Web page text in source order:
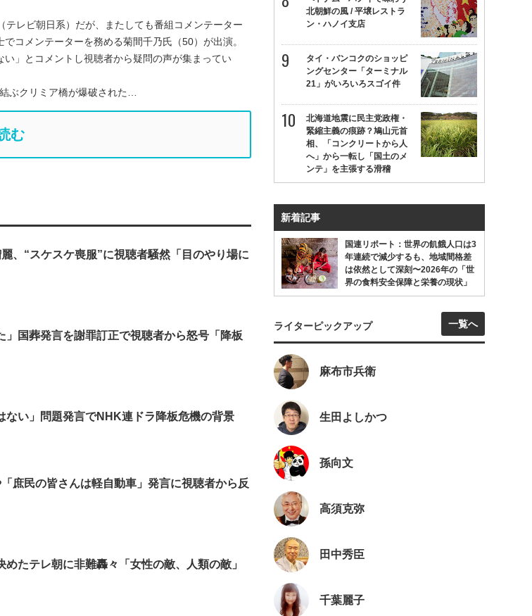
レビ朝日系）だが、またしても番組コメンテーター
コメンテーターを務める菊間千乃氏（50）が出演。
」とコメントし視聴者から疑問の声が集まってい
ぶクリミア橋が爆破された…
む
、“スケスケ喪服”に視聴者騒然「目のやり場に
」国葬発言を謝罪訂正で視聴者から怒号「降板
ない」問題発言でNHK連ドラ降板危機の背景
庶民の皆さんは軽自動車」発言に視聴者から反
たテレ朝に非難轟々「女性の敵、人類の敵」
北朝鮮の風 / 平壌レストラ
ン・ハノイ支店
タイ・バンコクのショッピ
ングセンター「ターミナル
21」がいろいろスゴイ件
北海道地震に民主党政権・
緊縮主義の痕跡？鳩山元首
相、「コンクリートから人
へ」から一転し「国土のメ
ンテ」を主張する滑稽
新着記事
国連リポート：世界の飢餓人口は3
年連続で減少するも、地域間格差
は依然として深刻〜2026年の「世
界の食料安全保障と栄養の現状」
ライターピックアップ 一覧へ
麻布市兵衛
生田よしかつ
孫向文
高須克弥
田中秀臣
千葉麗子